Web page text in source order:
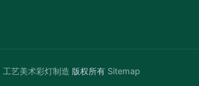
工艺美术彩灯制造 版权所有 Sitemap